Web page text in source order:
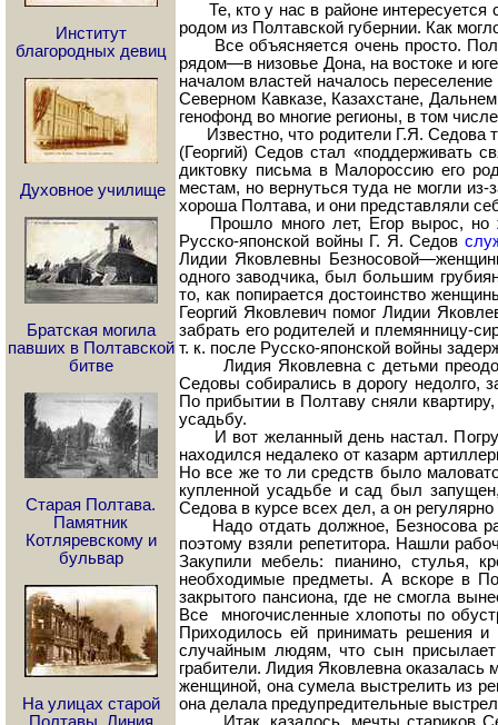
Институт
благородных девиц
Духовное училище
Братская могила
павших в Полтавской
битве
Старая Полтава.
Памятник
Котляревскому и
бульвар
На улицах старой
Те, кто у нас в районе
родом из Полтавской губернии. Как
Все объясняется очень просто.
рядом—в низовье Дона, на востоке и
началом властей началось
Северном Кавказе, Казахстане,
генофонд во многие регионы, в том
Известно, что родители Г.Я. Седова
(Георгий) Седов стал «поддерживать
диктовку письма в Малороссию его
местам, но вернуться туда не могли
хороша Полтава, и они представляли
Прошло много лет, Егор вырос, но
Русско-японской войны Г. Я. Седов
Лидии Яковлевны
одного заводчика, был большим
то, как попирается достоинство
Георгий Яковлевич помог Лидии
забрать его родителей и племянницу-
т. к. после Русско-японской войны
Лидия Яковлевна с детьми
Седовы собирались в дорогу недолго,
По прибытии в Полтаву сняли
усадьбу.
И вот желанный день настал.
находился недалеко от казарм
Но все же то ли средств было
купленной усадьбе и сад был
Седова в курсе всех дел, а он
Надо отдать должное, Безносова
поэтому взяли репетитора. Нашли
Закупили мебель: пианино, стулья,
необходимые предметы. А вскоре в
закрытого пансиона, где не смогла
Все многочисленные хлопоты по
Приходилось ей принимать решения
случайным людям, что сын
грабители. Лидия Яковлевна оказалась
женщиной, она сумела выстрелить из
она делала предупредительные